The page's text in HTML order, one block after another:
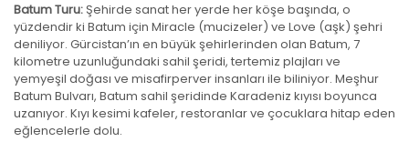
Batum Turu:Şehirde sanat her yerde her köşe başında, o
yüzdendir ki Batum için Miracle (mucizeler) ve Love (aşk) şehri
deniliyor. Gürcistan’ın en büyük şehirlerinden olan Batum, 7
kilometre uzunluğundaki sahil şeridi, tertemiz plajları ve
yemyeşil doğası ve misafirperver insanları ile biliniyor. Meşhur
Batum Bulvarı, Batum sahil şeridinde Karadeniz kıyısı boyunca
uzanıyor. Kıyı kesimi kafeler, restoranlar ve çocuklara hitap eden
eğlencelerle dolu.